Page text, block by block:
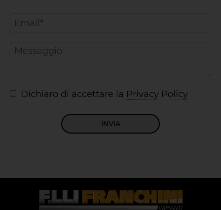
Dichiaro di accettare la Privacy Policy
INVIA